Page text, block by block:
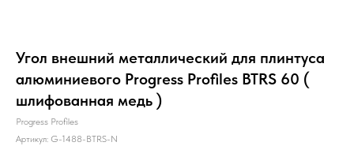
Угол внешний металлический для плинтуса
алюминиевого Progress Profiles BTRS 60 (
шлифованная медь )
Progress Profiles
Артикул: G-1488-BTRS-N